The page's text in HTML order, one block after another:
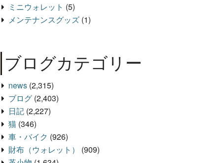
ミニウォレット (5)
メンテナンスグッズ (1)
ブログカテゴリー
news (2,315)
ブログ (2,403)
日記 (2,227)
猫 (346)
車・バイク (926)
財布（ウォレット）
(909)